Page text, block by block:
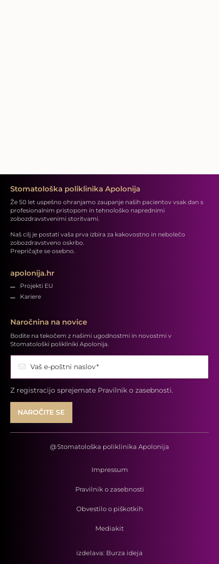
Stomatološka poliklinika Apolonija
Že 50 let uspešno ohranjamo zaupanje naših pacientov vsak dan s
profesionalnim pristopom in tehnološko naprednimi
zobozdravstvenimi storitvami.
Naš cilj je postati vaša prva izbira za kakovostno in nebolečo
zobozdravstveno oskrbo.
Prepričajte se osebno.
apolonija.hr
Projekti EU
Kariere
Naročnina na novice
Bodite na tekočem z našimi ugodnostmi in novostmi v
Stomatološki polikliniki Apolonija.
Vaš e-poštni naslov*
Z registracijo sprejemate Pravilnik o zasebnosti.
@Stomatološka poliklinika Apolonija
Impressum
Pravilnik o zasebnosti
Obvestilo o piškotkih
Mediakit
izdelava: Burza ideja